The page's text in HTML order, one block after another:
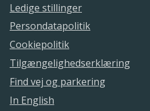
Ledige stillinger
Persondatapolitik
Cookiepolitik
Tilgængelighedserklæring
Find vej og parkering
In English